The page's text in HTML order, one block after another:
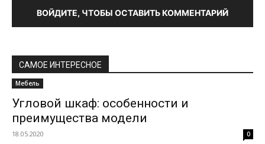
ВОЙДИТЕ, ЧТОБЫ ОСТАВИТЬ КОММЕНТАРИЙ
САМОЕ ИНТЕРЕСНОЕ
Мебель
Угловой шкаф: особенности и
преимущества модели
18.05.2020 0